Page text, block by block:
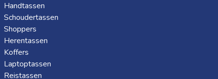
Handtassen
Schoudertassen
Shoppers
Herentassen
Koffers
Laptoptassen
Reistassen